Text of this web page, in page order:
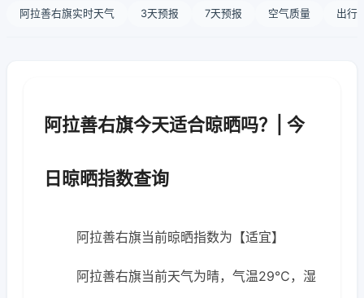
阿拉善右旗实时天气 3天预报 7天预报 空气质量 出行
阿拉善右旗今天适合晾晒吗？| 今
日晾晒指数查询
阿拉善右旗当前晾晒指数为【适宜】
阿拉善右旗当前天气为晴，气温29℃，湿